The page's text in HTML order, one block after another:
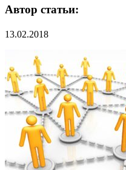
Автор статьи:
13.02.2018